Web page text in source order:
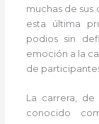
muchas de
esta última
podios sin
emoción a la
de
La carrera,
conocido